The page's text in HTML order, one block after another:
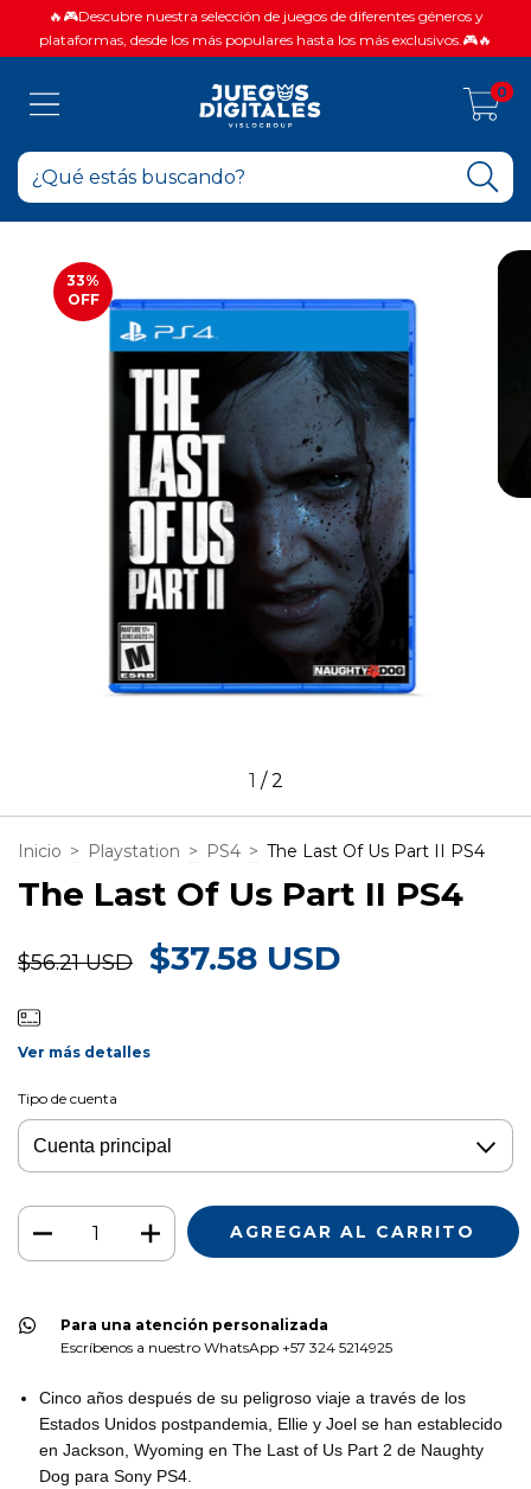
🔥🎮Descubre nuestra selección de juegos de diferentes géneros y
plataformas, desde los más populares hasta los más exclusivos.🎮🔥
0
33%
OFF
1 /2
Inicio > Playstation > PS4 > The Last Of Us Part II PS4
The Last Of Us Part II PS4
$56.21 USD $37.58 USD
Ver más detalles
Tipo de cuenta
Para una atención personalizada
Escríbenos a nuestro WhatsApp +57 324 5214925
Cinco años después de su peligroso viaje a través de los
Estados Unidos postpandemia, Ellie y Joel se han establecido
en Jackson, Wyoming en The Last of Us Part 2 de Naughty
Dog para Sony PS4.